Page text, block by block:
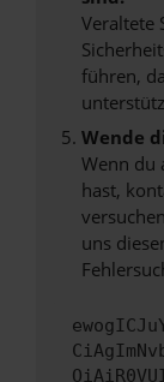
Veraltete
führen,
Wende
Wenn du
hast,
uns